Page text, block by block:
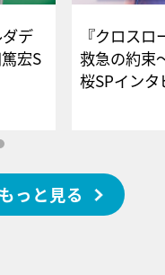
ダデ
宏S
ー
『クロス
救急の約束
桜SPイ
っと見る